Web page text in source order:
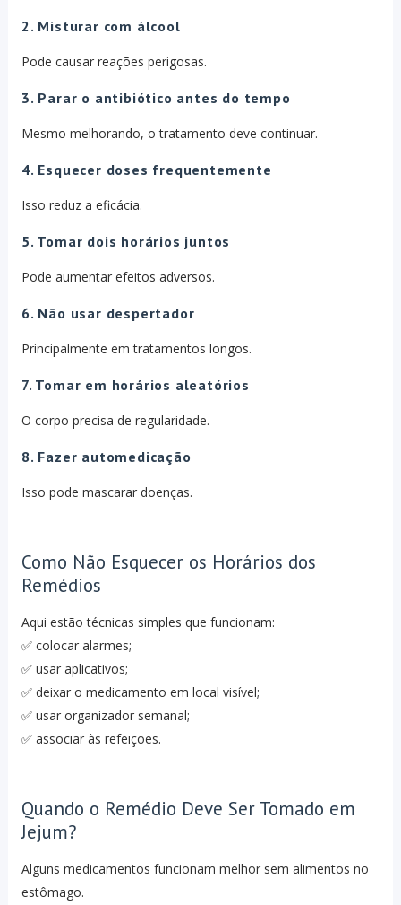
2. Misturar com álcool
Pode causar reações perigosas.
3. Parar o antibiótico antes do tempo
Mesmo melhorando, o tratamento deve continuar.
4. Esquecer doses frequentemente
Isso reduz a eficácia.
5. Tomar dois horários juntos
Pode aumentar efeitos adversos.
6. Não usar despertador
Principalmente em tratamentos longos.
7. Tomar em horários aleatórios
O corpo precisa de regularidade.
8. Fazer automedicação
Isso pode mascarar doenças.
Como Não Esquecer os Horários dos
Remédios
Aqui estão técnicas simples que funcionam:
✅ colocar alarmes;
✅ usar aplicativos;
✅ deixar o medicamento em local visível;
✅ usar organizador semanal;
✅ associar às refeições.
Quando o Remédio Deve Ser Tomado em
Jejum?
Alguns medicamentos funcionam melhor sem alimentos no
estômago.